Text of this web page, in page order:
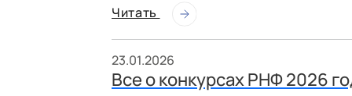
Читать
23.01.2026
Все о конкурсах РНФ 2026